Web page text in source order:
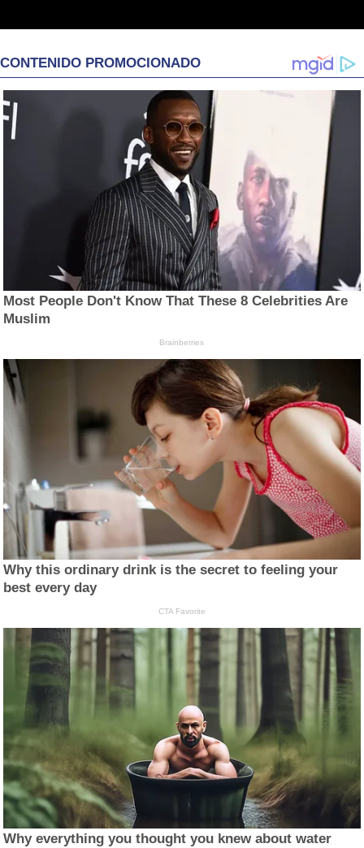
CONTENIDO PROMOCIONADO
Most People Don't Know That These 8 Celebrities Are
Muslim
Brainberries
Why this ordinary drink is the secret to feeling your
best every day
CTA Favorite
Why everything you thought you knew about water